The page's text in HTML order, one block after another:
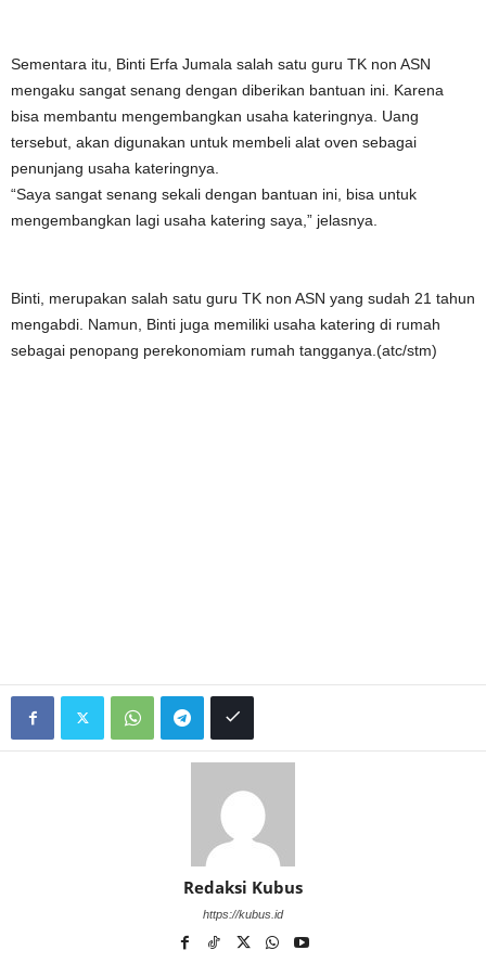
Sementara itu, Binti Erfa Jumala salah satu guru TK non ASN
mengaku sangat senang dengan diberikan bantuan ini. Karena
bisa membantu mengembangkan usaha kateringnya. Uang
tersebut, akan digunakan untuk membeli alat oven sebagai
penunjang usaha kateringnya.
“Saya sangat senang sekali dengan bantuan ini, bisa untuk
mengembangkan lagi usaha katering saya,” jelasnya.
Binti, merupakan salah satu guru TK non ASN yang sudah 21 tahun
mengabdi. Namun, Binti juga memiliki usaha katering di rumah
sebagai penopang perekonomiam rumah tangganya.(atc/stm)
Redaksi Kubus
https://kubus.id